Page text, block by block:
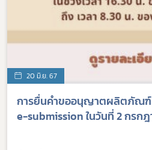
20 มิ.ย. 67
การยื่นคำขออนุญาตผลิตภัณฑ์
e-submission ในวันที่ 2 กรก